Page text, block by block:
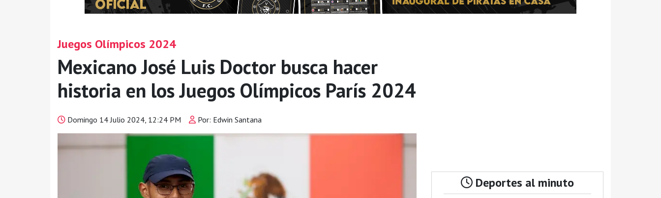
Juegos Olímpicos 2024
Mexicano José Luis Doctor busca hacer
historia en los Juegos Olímpicos París 2024
Domingo 14 Julio 2024, 12:24 PM Por: Edwin Santana
Deportes al minuto